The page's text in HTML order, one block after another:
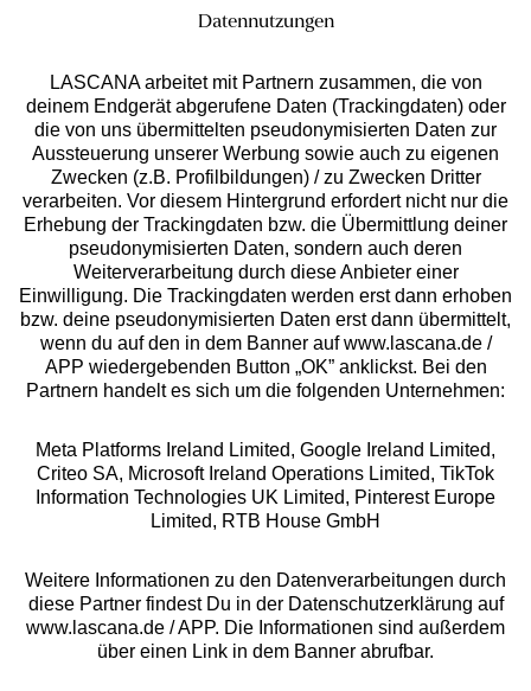
Services
Beratung
Über uns
Rechtliches
Alle Preise inkl. MwSt., zzgl.
Versandkosten
** Bonität vorausgesetzt, berechtigt zur Bonitätsprüfung
Datennutzungen
LASCANA arbeitet mit Partnern zusammen, die von
deinem Endgerät abgerufene Daten (Trackingdaten) oder
die von uns übermittelten pseudonymisierten Daten zur
Aussteuerung unserer Werbung sowie auch zu eigenen
Zwecken (z.B. Profilbildungen) / zu Zwecken Dritter
verarbeiten. Vor diesem Hintergrund erfordert nicht nur die
Erhebung der Trackingdaten bzw. die Übermittlung deiner
pseudonymisierten Daten, sondern auch deren
Weiterverarbeitung durch diese Anbieter einer
Einwilligung. Die Trackingdaten werden erst dann erhoben
bzw. deine pseudonymisierten Daten erst dann übermittelt,
wenn du auf den in dem Banner auf www.lascana.de /
APP wiedergebenden Button „OK” anklickst. Bei den
Partnern handelt es sich um die folgenden Unternehmen:
Meta Platforms Ireland Limited, Google Ireland Limited,
Criteo SA, Microsoft Ireland Operations Limited, TikTok
Information Technologies UK Limited, Pinterest Europe
Limited, RTB House GmbH
Weitere Informationen zu den Datenverarbeitungen durch
diese Partner findest Du in der Datenschutzerklärung auf
www.lascana.de / APP. Die Informationen sind außerdem
über einen Link in dem Banner abrufbar.